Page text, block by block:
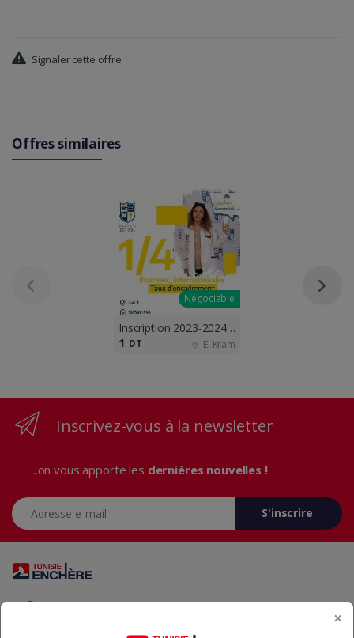
Signaler cette offre
Offres similaires
Négociable
Inscription 2023-2024 ouvertes !!
1 DT El Kram
Inscrivez-vous à la newsletter
...on vous apporte les dernières nouvelles !
Adresse e-mail
S'inscrire
Vous avez des questions? Appelez-nous 24/7!
×